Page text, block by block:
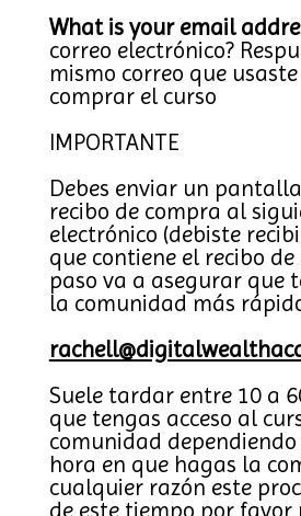
What is your email
correo electrónico?
mismo correo que
comprar el curso
IMPORTANTE
Debes enviar un
recibo de compra al
electrónico (debiste
que contiene el recibo de
paso va a asegurar que
la comunidad más
Suele tardar entre 10 a
que tengas acceso al
comunidad
hora en que hagas la
cualquier razón este
de este tiempo por